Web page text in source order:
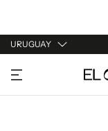
URUGUAY
URUGUAY
ARGENTINA